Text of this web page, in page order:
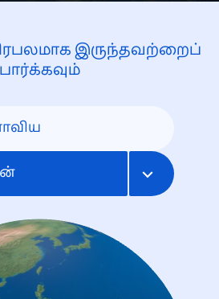
இருந்தவற்றைப்
பார்க்கவும்